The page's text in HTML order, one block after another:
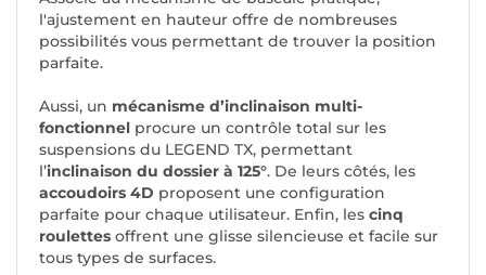
l'ajustement en hauteur offre de nombreuses
possibilités vous permettant de trouver la position
parfaite.
Aussi, un mécanisme d’inclinaison multi-
fonctionnel procure un contrôle total sur les
suspensions du LEGEND TX, permettant
l’inclinaison du dossier à 125°. De leurs côtés, les
accoudoirs 4D proposent une configuration
parfaite pour chaque utilisateur. Enfin, les cinq
roulettes offrent une glisse silencieuse et facile sur
tous types de surfaces.